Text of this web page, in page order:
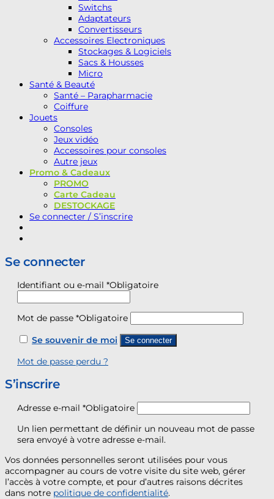
Switchs
Adaptateurs
Convertisseurs
Accessoires Electroniques
Stockages & Logiciels
Sacs & Housses
Micro
Santé & Beauté
Santé – Parapharmacie
Coiffure
Jouets
Consoles
Jeux vidéo
Accessoires pour consoles
Autre jeux
Promo & Cadeaux
PROMO
Carte Cadeau
DESTOCKAGE
Se connecter / S’inscrire
Se connecter
Identifiant ou e-mail *Obligatoire
Mot de passe *Obligatoire
Se souvenir de moi Se connecter
Mot de passe perdu ?
S’inscrire
Adresse e-mail *Obligatoire
Un lien permettant de définir un nouveau mot de passe
sera envoyé à votre adresse e-mail.
Vos données personnelles seront utilisées pour vous
accompagner au cours de votre visite du site web, gérer
l’accès à votre compte, et pour d’autres raisons décrites
dans notre politique de confidentialité.